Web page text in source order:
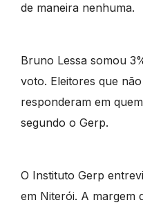
de maneira nenhuma.
Bruno Lessa somou
voto. Eleitores que
responderam em
segundo o Gerp.
O Instituto Gerp
em Niterói. A margem